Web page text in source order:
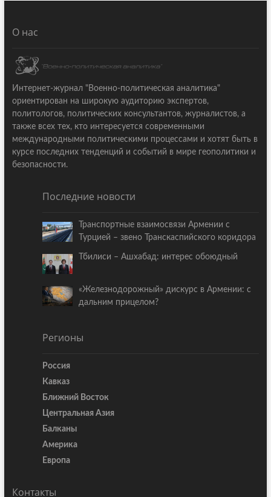
О нас
Интернет-журнал "Военно-политическая аналитика"
ориентирован на широкую аудиторию экспертов,
политологов, политических консультантов, журналистов, а
также всех тех, кто интересуется современными
международными политическими процессами и хотят быть в
курсе последних тенденций и событий в мире геополитики и
безопасности.
Последние новости
Транспортные взаимосвязи Армении с
Турцией – звено Транскаспийского коридора
Тбилиси – Ашхабад: интерес обоюдный
«Железнодорожный» дискурс в Армении: с
дальним прицелом?
Регионы
Россия
Кавказ
Ближний Восток
Центральная Азия
Балканы
Америка
Европа
Контакты